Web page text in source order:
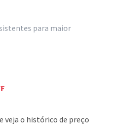
para maior
para triturar frutas e
o espaço na bancada da
para o dia a dia corrido.
veja o histórico de preço